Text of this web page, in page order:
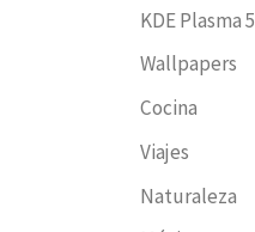
KDE Plasma 5
Wallpapers
Cocina
Viajes
Naturaleza